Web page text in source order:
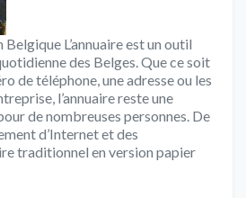
Belgique L’annuaire est un outil
des Belges. Que ce soit
de téléphone, une adresse ou les
l’annuaire reste une
de nombreuses personnes. De
d’Internet et des
traditionnel en version papier